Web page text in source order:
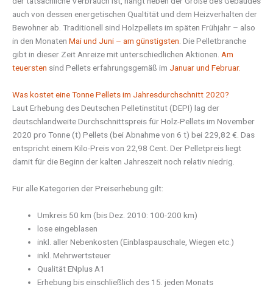
auch von dessen energetischen Qualtität und dem Heizverhalten der
Bewohner ab. Traditionell sind Holzpellets im späten Frühjahr – also
in den Monaten Mai und Juni – am günstigsten. Die Pelletbranche
gibt in dieser Zeit Anreize mit unterschiedlichen Aktionen. Am
teuersten sind Pellets erfahrungsgemäß im Januar und Februar.
Was kostet eine Tonne Pellets im Jahresdurchschnitt 2020?
Laut Erhebung des Deutschen Pelletinstitut (DEPI) lag der
deutschlandweite Durchschnittspreis für Holz-Pellets im November
2020 pro Tonne (t) Pellets (bei Abnahme von 6 t) bei 229,82 €. Das
entspricht einem Kilo-Preis von 22,98 Cent. Der Pelletpreis liegt
damit für die Beginn der kalten Jahreszeit noch relativ niedrig.
Für alle Kategorien der Preiserhebung gilt:
Umkreis 50 km (bis Dez. 2010: 100-200 km)
lose eingeblasen
inkl. aller Nebenkosten (Einblaspauschale, Wiegen etc.)
inkl. Mehrwertsteuer
Qualität ENplus A1
Erhebung bis einschließlich des 15. jeden Monats